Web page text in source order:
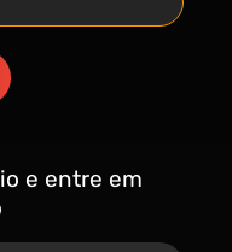
e entre em